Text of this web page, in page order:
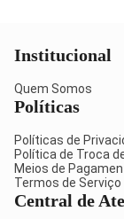
Institucional
Quem Somos
Políticas
Políticas de
Política de Troca
Meios de
Termos de Serviço
Central de